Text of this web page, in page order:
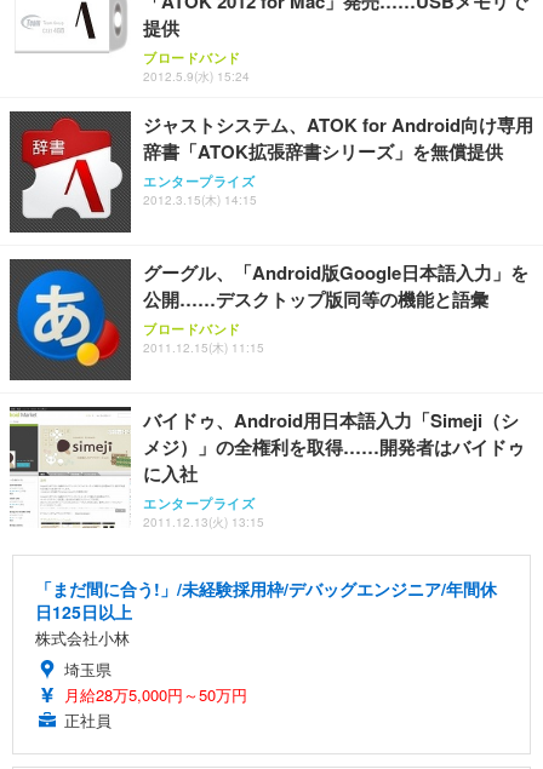
提供
ブロードバンド
2012.5.9(水) 15:24
ジャストシステム、ATOK for Android向け専用
辞書「ATOK拡張辞書シリーズ」を無償提供
エンタープライズ
2012.3.15(木) 14:15
グーグル、「Android版Google日本語入力」を
公開……デスクトップ版同等の機能と語彙
ブロードバンド
2011.12.15(木) 11:15
バイドゥ、Android用日本語入力「Simeji（シ
メジ）」の全権利を取得……開発者はバイドゥ
に入社
エンタープライズ
2011.12.13(火) 13:15
「まだ間に合う!」/未経験採用枠/デバッグエンジニア/年間休
日125日以上
株式会社小林
埼玉県
月給28万5,000円～50万円
正社員